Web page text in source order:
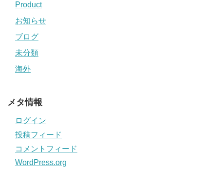
Product
お知らせ
ブログ
未分類
海外
メタ情報
ログイン
投稿フィード
コメントフィード
WordPress.org